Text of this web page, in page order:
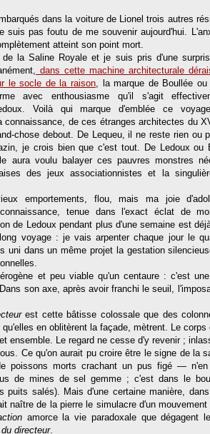
dans la voiture de Lionel trois autres
suis pas foutu de me souvenir aujourd'hui.
atteint son point mort.
de la Saline Royale et je suis pris d'une
dans cette machine architecturale
le socle de la raison, la marque de Boullée ou
avec enthousiasme qu'il s'agit
Voilà qui marque d'emblée ce
connaissance, de ces étranges architectes du
chose debout. De Lequeu, il ne reste rien ou
je crois bien que c'est tout. De Ledoux ou
aura voulu balayer ces pauvres monstres
des jeux associationnistes et la
emportements, flou, mais ma joie
tenue dans l'exact éclat de
de Ledoux pendant plus d'une semaine est
voyage : je vais arpenter chaque jour le
uni dans un même projet la gestation
et peu viable qu'un centaure : c'est
son axe, après avoir franchi le seuil,
est cette bâtisse colossale que des
en oblitèrent la façade, mètrent. Le corps
ensemble. Le regard ne cesse d'y revenir ;
Ce qu'on aurait pu croire être le signe de la
poissons morts crachant un pus figé —
de mines de sel gemme ; c'est dans le
puits salés). Mais d'une certaine manière,
naître de la pierre le simulacre d'un
amorce la vie paradoxale que dégagent
directeur.